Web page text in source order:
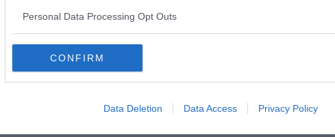
Personal Data Processing Opt Outs
CONFIRM
Data Deletion Data Access Privacy Policy
DOMENICA
Come cambiare Firenze e renderla a misura di
bici
Le proposte dei ciclisti al vaglio dei tecnici di Palazzo Vecchio, si parte
dall'antifurto poi le rastrelliere e le strade dedicate alle due ruote